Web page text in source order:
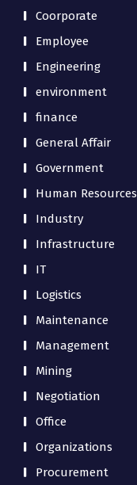
Coorporate
Employee
Engineering
environment
finance
General Affair
Government
Human Resources
Industry
Infrastructure
IT
Logistics
Maintenance
Management
Mining
Negotiation
Office
Organizations
Procurement